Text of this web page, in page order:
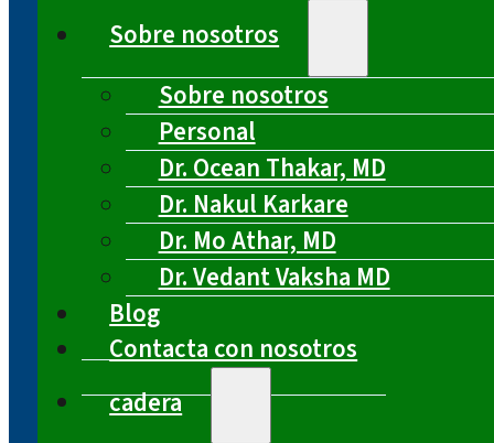
Sobre nosotros
Sobre nosotros
Personal
Dr. Ocean Thakar, MD
Dr. Nakul Karkare
Dr. Mo Athar, MD
Dr. Vedant Vaksha MD
Blog
Contacta con nosotros
cadera